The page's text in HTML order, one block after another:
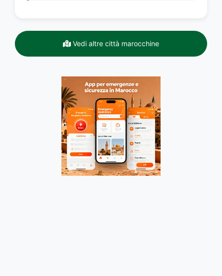
Vedi altre città marocchine